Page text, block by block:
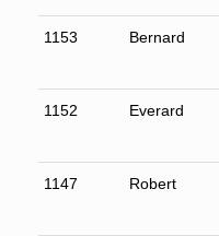
1153 Bernard
1152 Everard
1147 Robert